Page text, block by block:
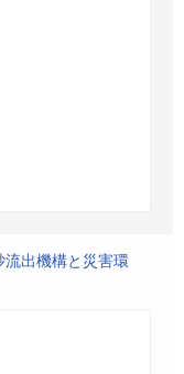
出機構と災害環